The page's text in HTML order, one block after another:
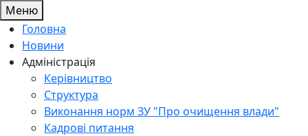
Меню
Головна
Новини
Адміністрація
Керівництво
Структура
Виконання норм ЗУ "Про очищення влади"
Кадрові питання